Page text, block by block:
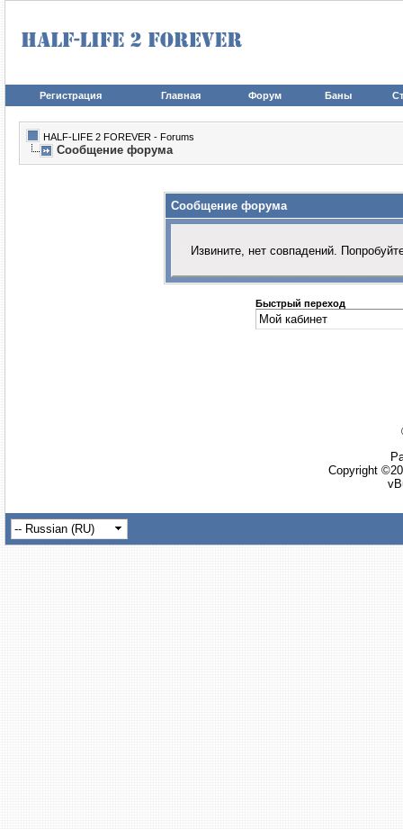
Регистрация Главная Форум Баны
HALF-LIFE 2 FOREVER - Forums
Сообщение форума
Сообщение форума
Извините, нет совпадений.
Быстрый переход
Copyright